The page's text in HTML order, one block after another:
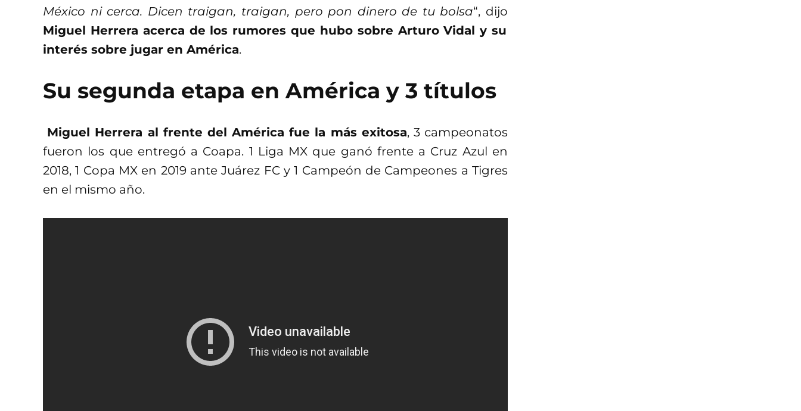
México ni cerca. Dicen traigan, traigan, pero pon dinero de tu bolsa“, dijo
Miguel Herrera acerca de los rumores que hubo sobre Arturo Vidal y su
interés sobre jugar en América.
Su segunda etapa en América y 3 títulos
Miguel Herrera al frente del América fue la más exitosa, 3 campeonatos
fueron los que entregó a Coapa. 1 Liga MX que ganó frente a Cruz Azul en
2018, 1 Copa MX en 2019 ante Juárez FC y 1 Campeón de Campeones a Tigres
en el mismo año.